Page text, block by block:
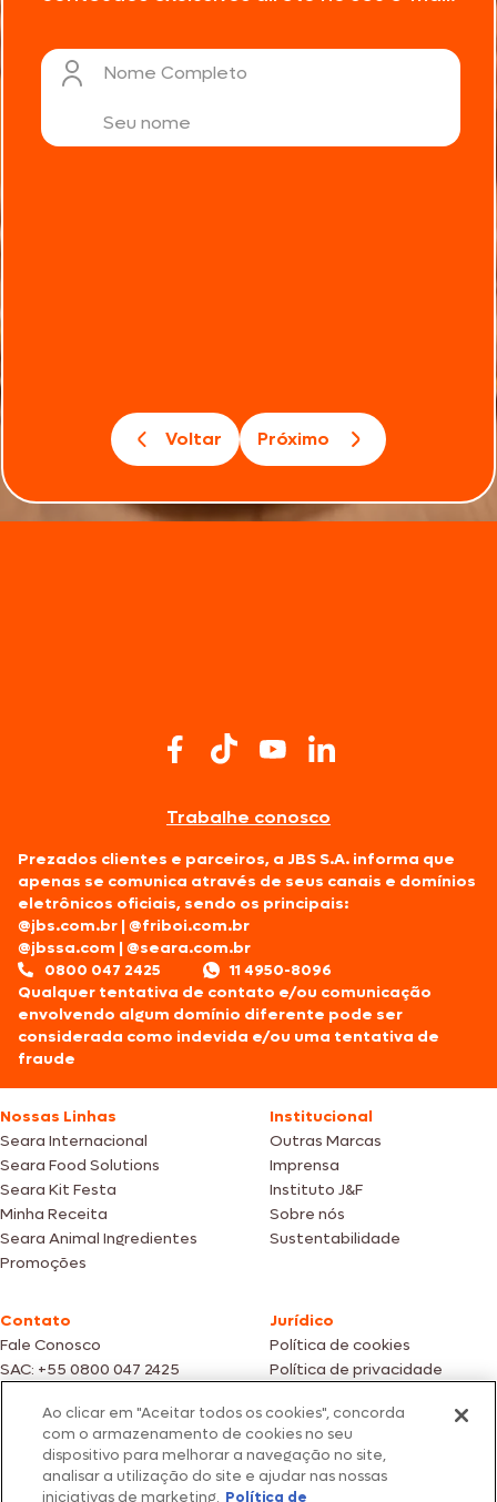
Nome Completo
Voltar Próximo
Trabalhe conosco
Prezados clientes e parceiros, a JBS S.A. informa que
apenas se comunica através de seus canais e domínios
eletrônicos oficiais, sendo os principais:
@jbs.com.br |@friboi.com.br
@jbssa.com |@seara.com.br
0800 047 2425
11 4950-8096
Qualquer tentativa de contato e/ou comunicação
envolvendo algum domínio diferente pode ser
considerada como indevida e/ou uma tentativa de
fraude
Nossas Linhas
Seara Internacional
Seara Food Solutions
Seara Kit Festa
Minha Receita
Seara Animal Ingredientes
Promoções
Institucional
Outras Marcas
Imprensa
Instituto J&F
Sobre nós
Sustentabilidade
Contato
Fale Conosco
SAC: +55 0800 047 2425
Jurídico
Política de cookies
Política de privacidade
Fotos meramente ilustrativas | Ofertas válidas enquanto durarem os
estoques dos nossos parceiros | Vendas sujeitas a análise e confirmação
de dados.
Os preços, promoções e condições de pagamento são válidos
exclusivamente para compras efetuadas em nossos parceiros.
Ao clicar em "Aceitar todos os cookies", concorda
com o armazenamento de cookies no seu
dispositivo para melhorar a navegação no site,
analisar a utilização do site e ajudar nas nossas
iniciativas de marketing. Política de